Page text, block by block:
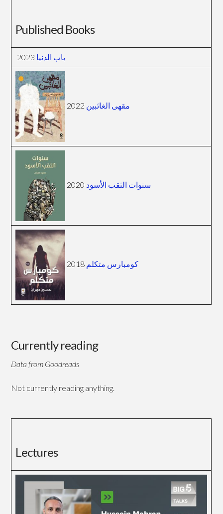
Published Books
باب الدنيا
مقهى الغائبين
سنوات الثقب الأسود
كومبارس متكلم
Currently reading
Data from Goodreads
Not currently reading anything.
Lectures